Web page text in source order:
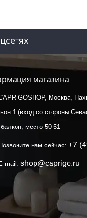
магазина
Москва,
1 (вход со стороны
место 50-51
Позвоните нам сейчас: +7
E-mail: shop@caprigo.ru